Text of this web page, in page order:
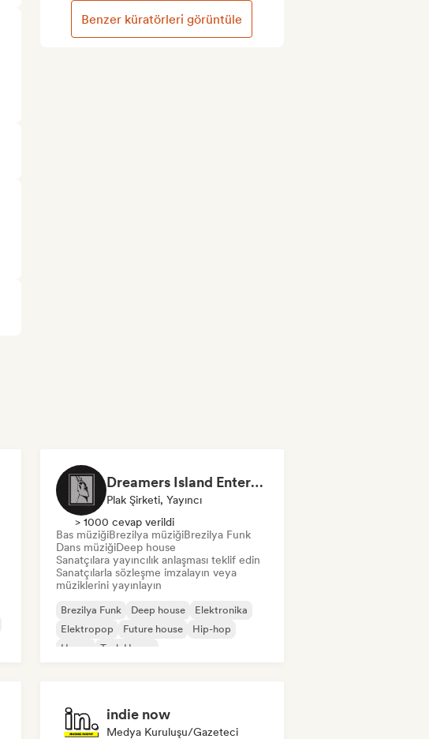
Benzer küratörleri görüntüle
Dreamers Island Entertainment
Plak Şirketi, Yayıncı
> 1000 cevap verildi
Bas müziğiBrezilya müziğiBrezilya Funk
Dans müziğiDeep house
Sanatçılara yayıncılık anlaşması teklif edin
Sanatçılarla sözleşme imzalayın veya
müziklerini yayınlayın
Brezilya Funk Deep house
Elektronika
Elektropop
Future house
Hip-hop
House
Tech House
indie now
Medya Kuruluşu/Gazeteci